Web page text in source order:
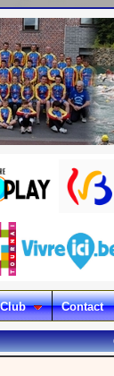
Contact